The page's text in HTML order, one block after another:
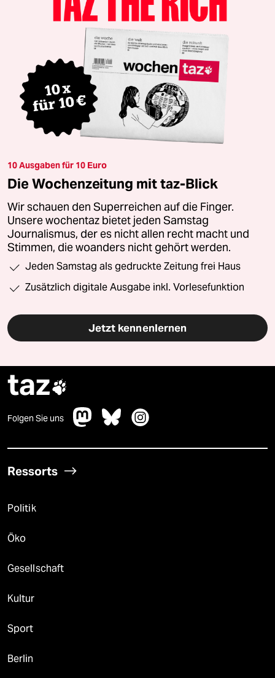
10 Ausgaben für 10 Euro
Die Wochenzeitung mit taz-Blick
Wir schauen den Superreichen auf die Finger.
Unsere wochentaz bietet jeden Samstag
Journalismus, der es nicht allen recht macht und
Stimmen, die woanders nicht gehört werden.
Jeden Samstag als gedruckte Zeitung frei Haus
Zusätzlich digitale Ausgabe inkl. Vorlesefunktion
Jetzt kennenlernen
taz
Folgen Sie uns
Ressorts
Politik
Öko
Gesellschaft
Kultur
Sport
Berlin